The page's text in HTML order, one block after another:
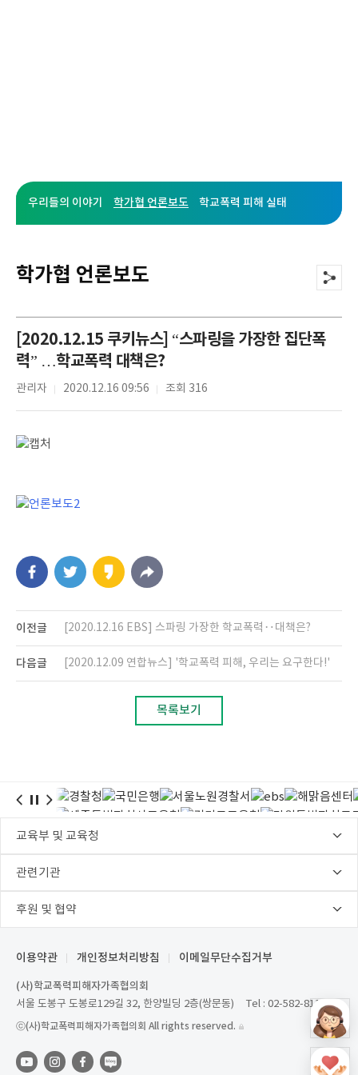
우리들의 이야기 학가협 언론보도 학교폭력 피해 실태
학가협 언론보도
[2020.12.15 쿠키뉴스] “스파링을 가장한 집단폭
력” …학교폭력 대책은?
관리자 2020.12.16 09:56 조회 316
이전글 [2020.12.16 EBS] 스파링 가장한 학교폭력‥대책은?
다음글 [2020.12.09 연합뉴스] '학교폭력 피해, 우리는 요구한다!'
목록보기
이용약관 개인정보처리방침 이메일무단수집거부
(사)학교폭력피해자가족협의회
서울 도봉구 도봉로129길 32, 한양빌딩 2층(쌍문동) Tel : 02-582-8118
ⓒ(사)학교폭력피해자가족협의회 All rights reserved.